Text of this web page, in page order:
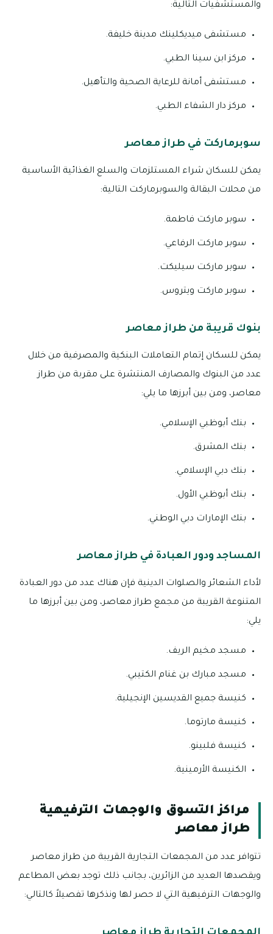
والمستشفيات التالية:
مستشفى ميديكلينك مدينة خليفة.
مركز ابن سينا الطبي.
مستشفى أمانة للرعاية الصحية والتأهيل.
مركز دار الشفاء الطبي.
سوبرماركت في طراز معاصر
يمكن للسكان شراء المستلزمات والسلع الغذائية الأساسية
من محلات البقالة والسوبرماركت التالية:
سوبر ماركت فاطمة.
سوبر ماركت الرفاعي.
سوبر ماركت سيليكت.
سوبر ماركت ويتروس.
بنوك قريبة من طراز معاصر
يمكن للسكان إتمام التعاملات البنكية والمصرفية من خلال
عدد من البنوك والمصارف المنتشرة على مقربة من طراز
معاصر، ومن بين أبرزها ما يلي:
بنك أبوظبي الإسلامي.
بنك المشرق.
بنك دبي الإسلامي.
بنك أبوظبي الأول.
بنك الإمارات دبي الوطني.
المساجد ودور العبادة في طراز معاصر
لأداء الشعائر والصلوات الدينية فإن هناك عدد من دور العبادة
المتنوعة القريبة من مجمع طراز معاصر، ومن بين أبرزها ما
يلي:
مسجد مخيم الريف.
مسجد مبارك بن غنام الكتيبي.
كنيسة جميع القديسين الإنجيلية.
كنيسة مارتوما.
كنيسة فلبينو.
الكنيسة الأرمينية.
مراكز التسوق والوجهات الترفيهية
طراز معاصر
تتوافر عدد من المجمعات التجارية القريبة من طراز معاصر
ويقصدها العديد من الزائرين، بجانب ذلك توجد بعض المطاعم
والوجهات الترفيهية التي لا حصر لها ونذكرها تفصيلاً كالتالي: